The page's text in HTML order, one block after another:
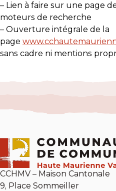
– Lien à faire sur une page
moteurs de recherche
– Ouverture intégrale de la
page
sans cadre ni mentions
CCHMV – Maison Cantonale
9, Place Sommeiller